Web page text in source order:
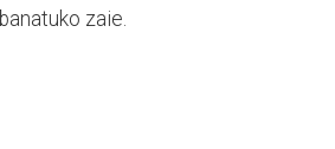
banatuko zaie.